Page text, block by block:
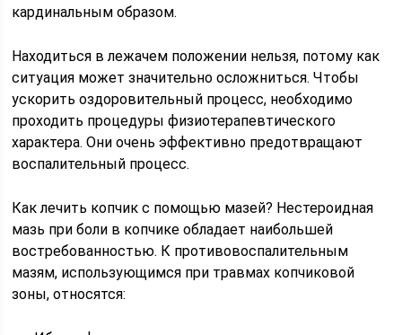
кардинальным образом.
Находиться в лежачем положении нельзя, потому как
ситуация может значительно осложниться. Чтобы
ускорить оздоровительный процесс, необходимо
проходить процедуры физиотерапевтического
характера. Они очень эффективно предотвращают
воспалительный процесс.
Как лечить копчик с помощью мазей? Нестероидная
мазь при боли в копчике обладает наибольшей
востребованностью. К противовоспалительным
мазям, использующимся при травмах копчиковой
зоны, относятся: